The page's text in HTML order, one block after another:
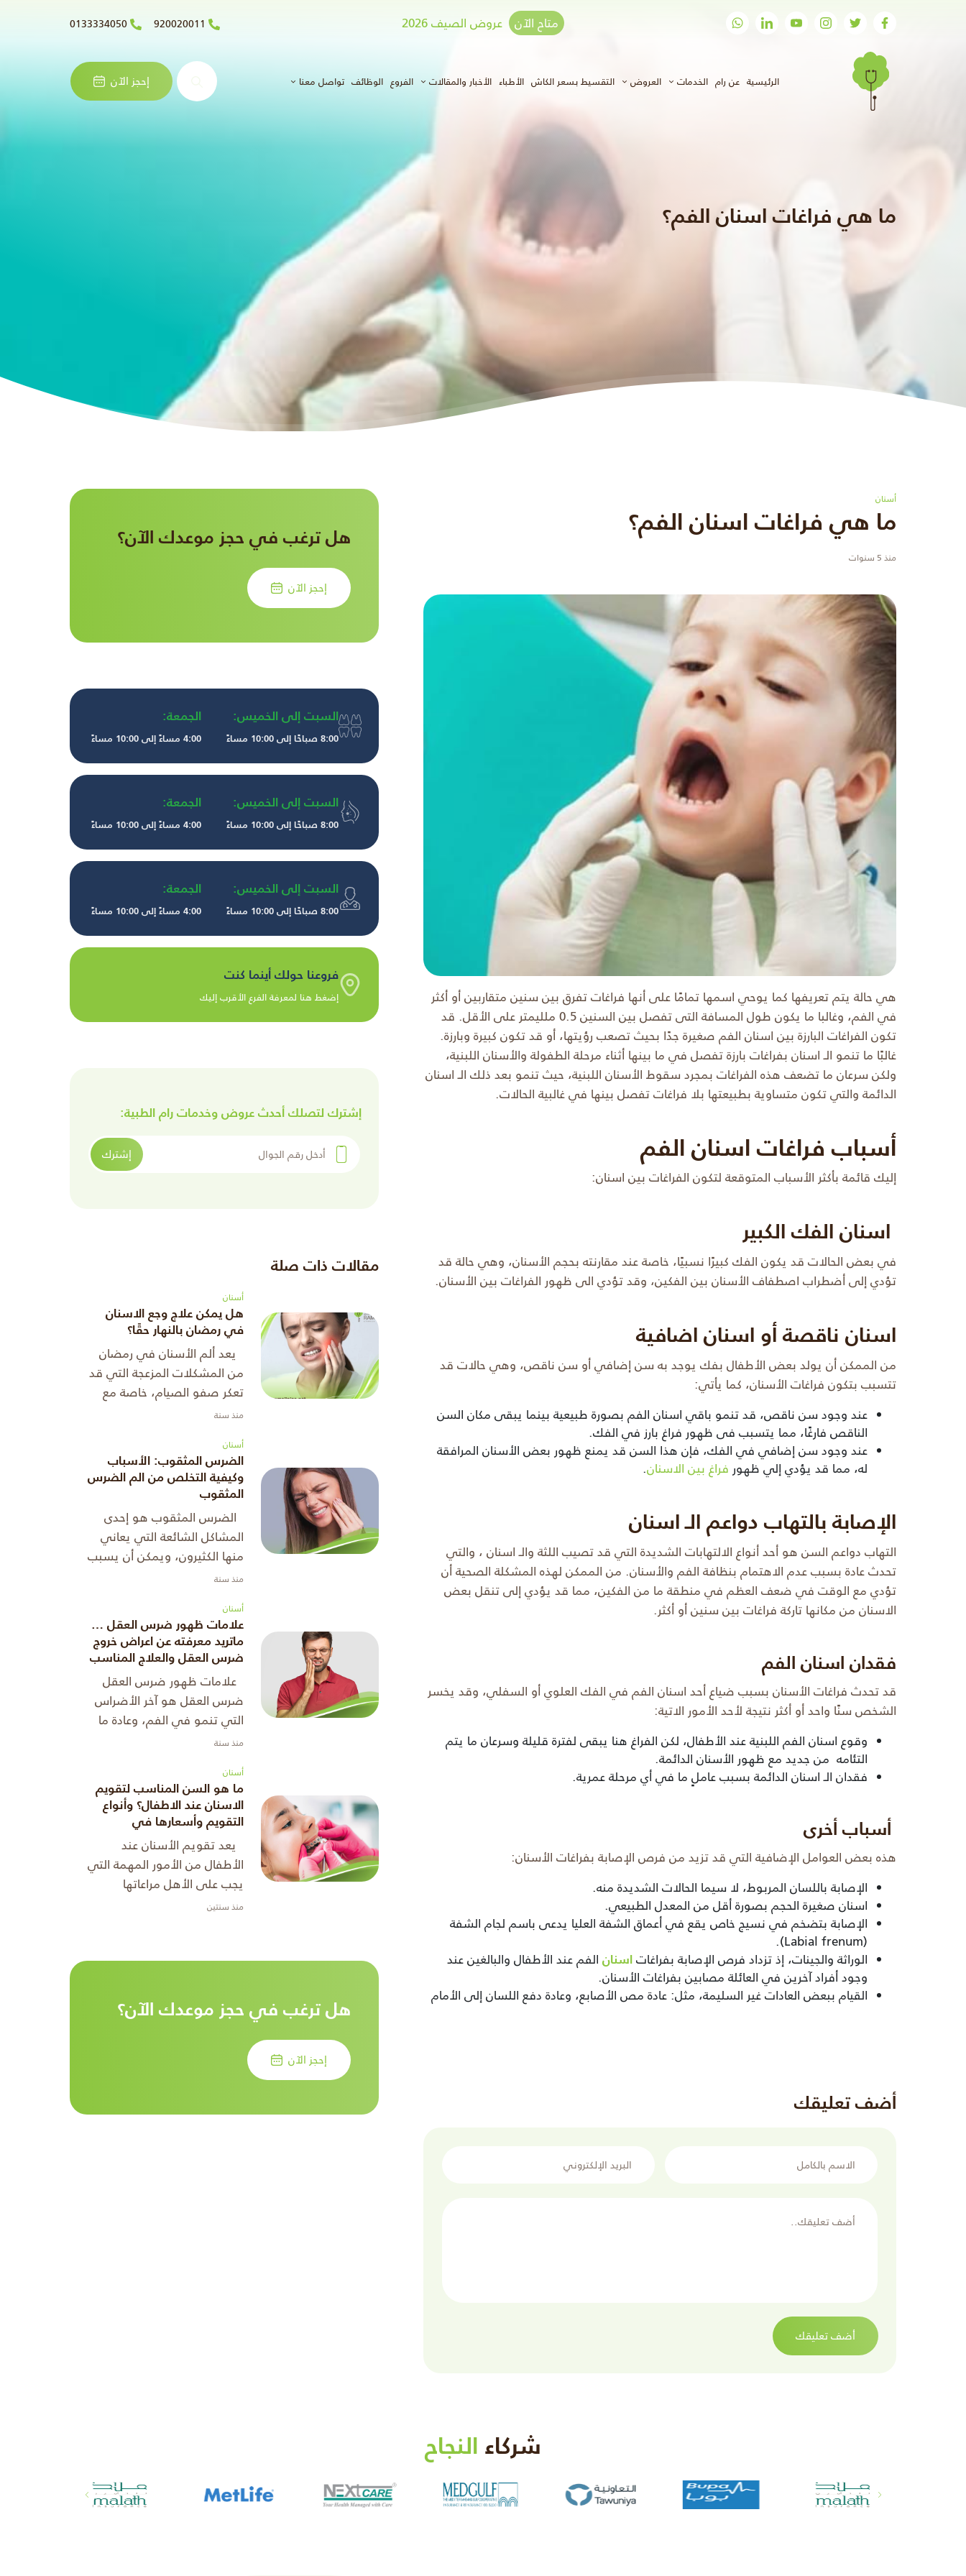
متاح الآن عروض الصيف 2026 920020011
0133334050
الرئيسية(الحالي)
عن رام الخدمات العروض التقسيط بسعر الكاش الأطباء الأخبار والمقالات الفروع الوظائف تواصل معنا إحجز الآن
ما هي فراغات اسنان الفم؟
أسنان
ما هي فراغات اسنان الفم؟
منذ 5 سنوات
هي حالة يتم تعريفها كما يوحي اسمها تمامًا على أنها فراغات تفرق بين سنين متقاربين أو أكثر
في الفم، وغالبا ما يكون طول المسافة التى تفصل بين السنين 0.5 ملليمتر على الأقل.
قد
تكون الفراغات البارزة بين اسنان الفم صغيرة جدًا بحيث تصعب رؤيتها، أو قد تكون كبيرة وبارزة.
غالبًا ما تنمو الـ اسنان بفراغات بارزة تفصل في ما بينها أثناء مرحلة الطفولة والأسنان اللبنية،
ولكن سرعان ما تضعف هذه الفراغات بمجرد سقوط الأسنان اللبنية، حيث تنمو بعد ذلك الـ اسنان
الدائمة والتي تكون متساوية بطبيعتها بلا فراغات تفصل بينها في غالبية الحالات.
أسباب فراغات اسنان الفم
إليك قائمة بأكثر الأسباب المتوقعة لتكون الفراغات بين اسنان:
اسنان الفك الكبير
في بعض الحالات قد يكون الفك كبيرًا نسبيًا، خاصة عند مقارنته بحجم الأسنان، وهي حالة قد
تؤدي إلى أضطراب اصطفاف الأسنان بين الفكين، وقد تؤدي الى ظهور الفراغات بين الأسنان.
اسنان ناقصة أو اسنان اضافية
من الممكن أن يولد بعض الأطفال بفك يوجد به سن إضافي أو سن ناقص، وهي حالات قد
تتسبب بتكون فراغات الأسنان، كما يأتي:
عند وجود سن ناقص، قد تنمو باقي اسنان الفم بصورة طبيعية بينما يبقى مكان السن
الناقص فارغًا، مما يتسبب فى ظهور فراغ بارز في الفك.
عند وجود سن إضافي في الفك، فإن هذا السن قد يمنع ظهور بعض الأسنان المرافقة
له، مما قد يؤدي إلي ظهور فراغ بين الاسنان.
الإصابة بالتهاب دواعم الـ اسنان
التهاب دواعم السن هو أحد أنواع الالتهابات الشديدة التي قد تصيب اللثة والـ اسنان ، والتي
تحدث عادة بسبب عدم الاهتمام بنظافة الفم والأسنان. من الممكن لهذه المشكلة الصحية أن
تؤدي مع الوقت في ضعف العظم في منطقة ما من الفكين، مما قد يؤدي إلى تنقل بعض
الاسنان من مكانها تاركة فراغات بين سنين أو أكثر.
فقدان اسنان الفم
قد تحدث فراغات الأسنان بسبب ضياع أحد اسنان الفم في الفك العلوي أو السفلي، وقد يخسر
الشخص سنًا واحد أو أكثر نتيجة لأحد الأمور الاتية:
وقوع اسنان الفم اللبنية عند الأطفال، لكن الفراغ هنا يبقى لفترة قليلة وسرعان ما يتم
التئامه من جديد مع ظهور الأسنان الدائمة.
فقدان الـ اسنان الدائمة بسبب عاملٍ ما في أي مرحلة عمرية.
أسباب أخرى
هذه بعض العوامل الإضافية التي قد تزيد من فرص الإصابة بفراغات الأسنان:
الإصابة باللسان المربوط، لا سيما الحالات الشديدة منه.
اسنان صغيرة الحجم بصورة أقل من المعدل الطبيعي.
الإصابة بتضخم في نسيج خاص يقع في أعماق الشفة العليا يدعى باسم لجام الشفة
(Labial frenum).
الوراثة والجينات، إذ تزداد فرص الإصابة بفراغاتاسنان الفم عند الأطفال والبالغين عند
وجود أفراد آخرين في العائلة مصابين بفراغات الأسنان.
القيام ببعض العادات غير السليمة، مثل: عادة مص الصابع، وعادة دفع اللسان إلى الأمام
أضف تعليقك
أضف تعليقك
هل ترغب في حجز موعدك الآن؟
إحجز الآن
السبت إلى الخميس:
8:00 صباحًا إلى 10:00 مساءً
الجمعة:
4:00 مساءً إلى 10:00 مساءً
السبت إلى الخميس:
8:00 صباحًا إلى 10:00 مساءً
الجمعة:
4:00 مساءً إلى 10:00 مساءً
السبت إلى الخميس:
8:00 صباحًا إلى 10:00 مساءً
الجمعة:
4:00 مساءً إلى 10:00 مساءً
فروعنا حولك أينما كنت
إضغط هنا لمعرفة الفرع الأقرب إليك
إشترك لتصلك أحدث عروض وخدمات رام الطبية:
إشترك
مقالات ذات صلة
أسنان
هل يمكن علاج وجع الاسنان
في رمضان بالنهار حقًا؟
يعد ألم الأسنان في رمضان
من المشكلات المزعجة التي قد
تعكر صفو الصيام، خاصة مع
عدم القدرة على تناول
وجبة بعد الإفطار، قد يزداد
الشعور ...
منذ سنة
أسنان
الضرس المثقوب: الأسباب
وكيفية التخلص من الم الضرس
المثقوب
الضرس المثقوب هو إحدى
المشاكل الشائعة التي يعاني
منها الكثيرون، ويمكن أن يسبب
ألمًا شديدًا يؤثر على جودة
الضرس للتآكل أو التسوس،
يب� ...
منذ سنة
أسنان
علامات ظهور ضرس العقل …
ماتريد معرفته عن اعراض خروج
ضرس العقل والعلاج المناسب
علامات ظهور ضرس العقل
ضرس العقل هو آخر الأضراس
التي تنمو في الفم، وعادة ما
من أكثر الأضراس إثارة للجدل
بسبب مشاك ...
منذ سنة
أسنان
ما هو السن المناسب لتقويم
الاسنان عند الاطفال؟ وأنواع
التقويم وأسعارها في
السعودية
يعد تقويم الأسنان عند
الأطفال من الأمور المهمة التي
يجب على الأهل مراعاتها
لضمان نمو سليم للفك
عند الأط� ...
منذ سنتين
هل ترغب في حجز موعدك الآن؟
إحجز الآن
شركاء النجاح